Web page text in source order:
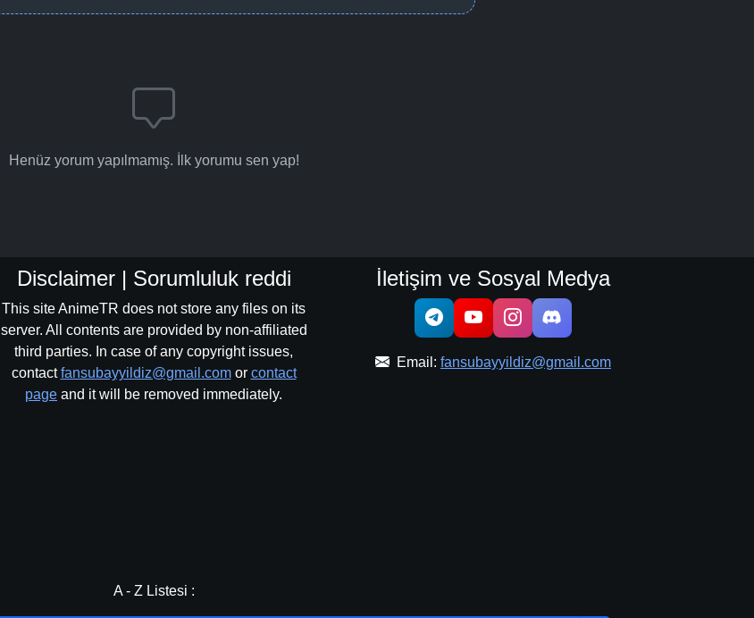
Henüz yorum yapılmamış. İlk yorumu sen yap!
Disclaimer | Sorumluluk reddi
This site AnimeTR does not store any files on its
server. All contents are provided by non-affiliated
third parties. In case of any copyright issues,
contactfansubayyildiz@gmail.comor contact
page and it will be removed immediately.
İletişim ve Sosyal Medya
Email: fansubayyildiz@gmail.com
A - Z Listesi :